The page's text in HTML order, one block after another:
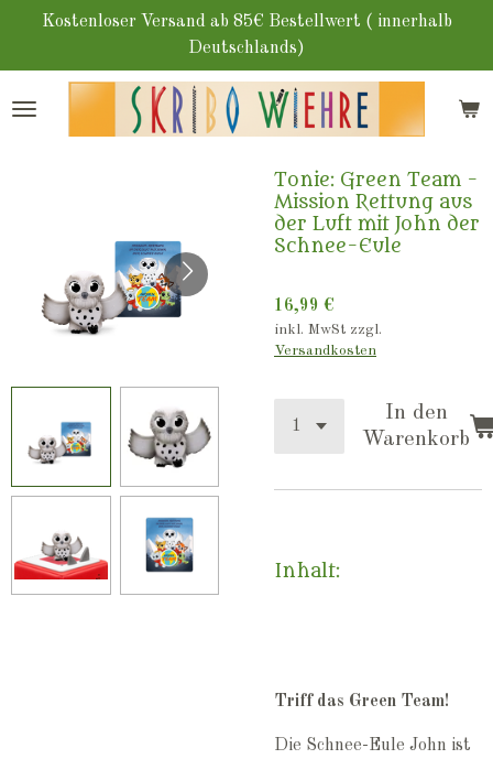
Zum
springen
Kostenloser Versand ab 85€ Bestellwert ( innerhalb
Deutschlands)
Tonie: Green Team -
Mission Rettung aus
der Luft mit John der
Schnee-Eule
16,99 €
inkl. MwSt zzgl.
Versandkosten
In den
Warenkorb
Inhalt:
Triff das Green Team!
Die Schnee-Eule John ist